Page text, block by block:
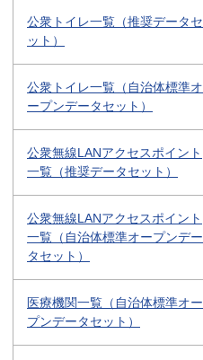
公衆トイレ一覧（推奨データセ
ット）
公衆トイレ一覧（自治体標準オ
ープンデータセット）
公衆無線LANアクセスポイント
一覧（推奨データセット）
公衆無線LANアクセスポイント
一覧（自治体標準オープンデー
タセット）
医療機関一覧（自治体標準オー
プンデータセット）